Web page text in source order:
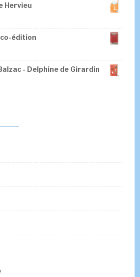
Hervieu
édition
- Delphine de Girardin